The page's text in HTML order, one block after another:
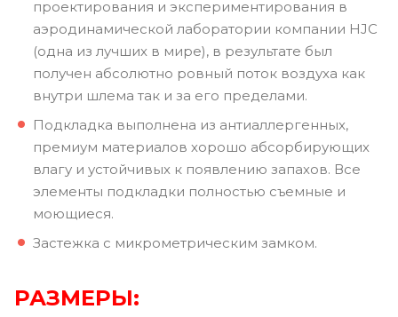
проектирования и экспериментирования в
аэродинамической лаборатории компании HJC
(одна из лучших в мире), в результате был
получен абсолютно ровный поток воздуха как
внутри шлема так и за его пределами.
Подкладка выполнена из антиаллергенных,
премиум материалов хорошо абсорбирующих
влагу и устойчивых к появлению запахов. Все
элементы подкладки полностью съемные и
моющиеся.
Застежка с микрометрическим замком.
РАЗМЕРЫ: